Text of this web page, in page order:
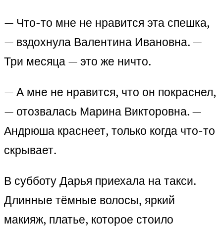
— Что-то мне не нравится эта спешка,
— вздохнула Валентина Ивановна. —
Три месяца — это же ничто.
— А мне не нравится, что он покраснел,
— отозвалась Марина Викторовна. —
Андрюша краснеет, только когда что-то
скрывает.
В субботу Дарья приехала на такси.
Длинные тёмные волосы, яркий
макияж, платье, которое стоило